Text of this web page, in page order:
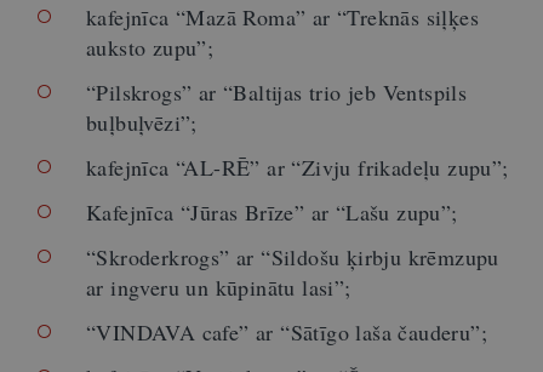
kafejnīca “Mazā Roma” ar “Treknās siļķes
auksto zupu”;
“Pilskrogs” ar “Baltijas trio jeb Ventspils
buļbuļvēzi”;
kafejnīca “AL-RĒ” ar “Zivju frikadeļu zupu”;
Kafejnīca “Jūras Brīze” ar “Lašu zupu”;
“Skroderkrogs” ar “Sildošu ķirbju krēmzupu
ar ingveru un kūpinātu lasi”;
“VINDAVA cafe” ar “Sātīgo laša čauderu”;